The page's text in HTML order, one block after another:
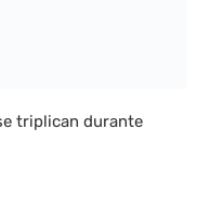
triplican durante